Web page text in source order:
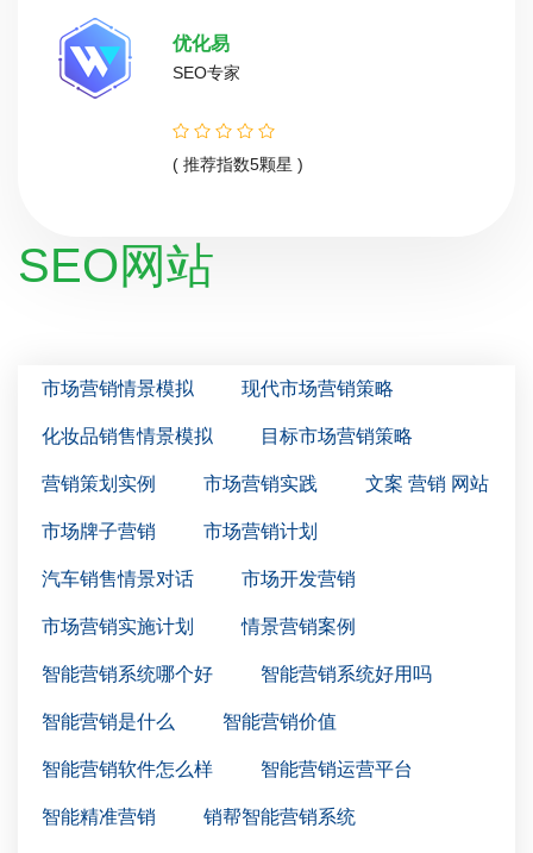
优化易
SEO专家
( 推荐指数5颗星 )
SEO网站
市场营销情景模拟 现代市场营销策略
化妆品销售情景模拟 目标市场营销策略
营销策划实例 市场营销实践 文案 营销 网站
市场牌子营销 市场营销计划
汽车销售情景对话 市场开发营销
市场营销实施计划 情景营销案例
智能营销系统哪个好 智能营销系统好用吗
智能营销是什么 智能营销价值
智能营销软件怎么样 智能营销运营平台
智能精准营销 销帮智能营销系统